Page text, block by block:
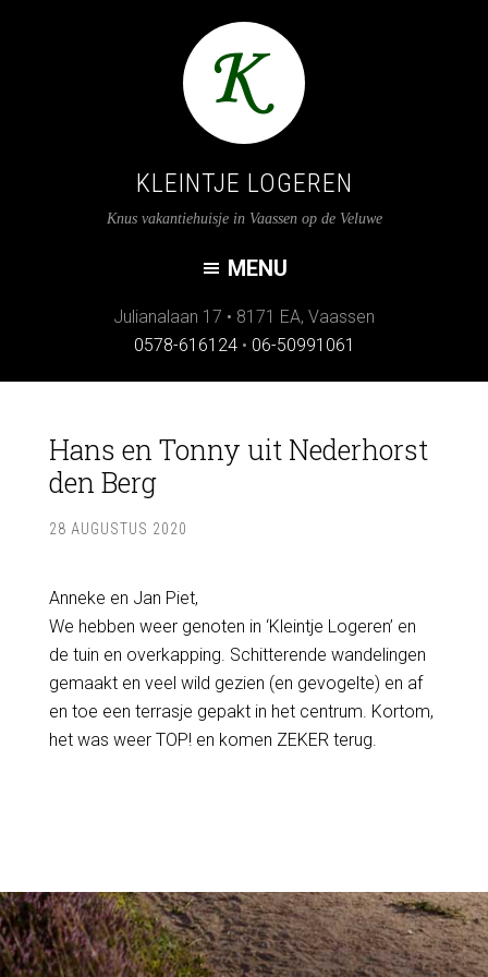
KLEINTJE LOGEREN
Knus vakantiehuisje in Vaassen op de Veluwe
Julianalaan 17 • 8171 EA, Vaassen
0578-616124 • 06-50991061
Hans en Tonny uit Nederhorst
den Berg
28 AUGUSTUS 2020
Anneke en Jan Piet,
We hebben weer genoten in ‘Kleintje Logeren’ en
de tuin en overkapping. Schitterende wandelingen
gemaakt en veel wild gezien (en gevogelte) en af
en toe een terrasje gepakt in het centrum. Kortom,
het was weer TOP! en komen ZEKER terug.